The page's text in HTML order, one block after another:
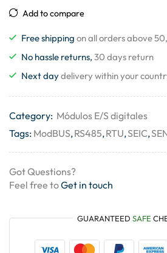
Add to compare
Free shipping on all orders above
No hassle returns, 30 days return
Next daydelivery within your
Category: Módulos E/S digitales
Tags: ModBUS,RS485,RTU,SEIC,
Got Questions?
Feel free toGet in touch
GUARANTEED SAFE